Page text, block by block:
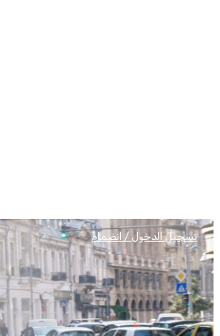
تسجيل الدخول / انضمام